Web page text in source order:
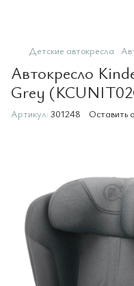
Детские автокресла
Автокресло
Grey
Артикул: 301248 Оставить